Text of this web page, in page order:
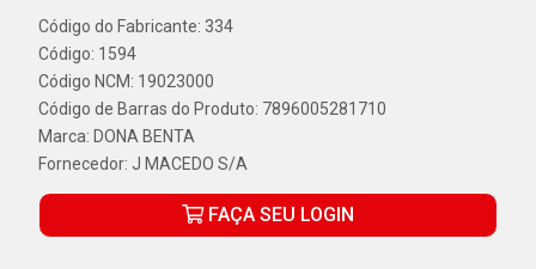
Código do Fabricante: 334
Código: 1594
Código NCM: 19023000
Código de Barras do Produto: 7896005281710
Marca: DONA BENTA
Fornecedor: J MACEDO S/A
FAÇA SEU LOGIN